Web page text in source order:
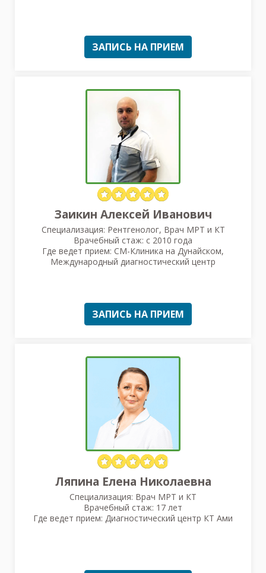
ЗАПИСЬ НА ПРИЕМ
Заикин Алексей Иванович
Специализация: Рентгенолог, Врач МРТ и КТ
Врачебный стаж: с 2010 года
Где ведет прием: СМ-Клиника на Дунайском,
Международный диагностический центр
ЗАПИСЬ НА ПРИЕМ
Ляпина Елена Николаевна
Специализация: Врач МРТ и КТ
Врачебный стаж: 17 лет
Где ведет прием: Диагностический центр КТ Ами